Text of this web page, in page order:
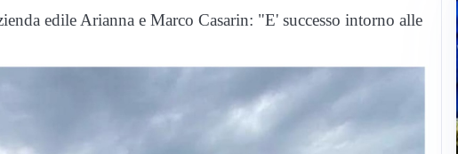
edile Arianna e Marco Casarin: "E' successo intorno alle